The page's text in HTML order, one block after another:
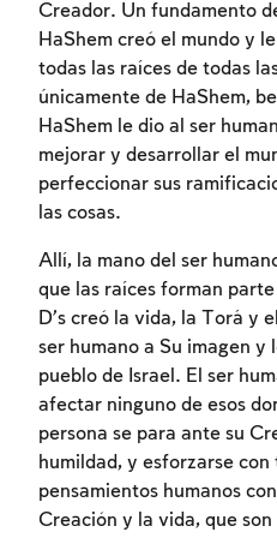
Creador. Un fundamento
HaShem creó el mundo y
todas las raíces de todas
únicamente de HaShem,
HaShem le dio al ser
mejorar y desarrollar el
perfeccionar sus
las cosas.
Allí, la mano del ser
que las raíces forman
D’s creó la vida, la Torá y
ser humano a Su imagen y
pueblo de Israel. El ser
afectar ninguno de esos
persona se para ante su
humildad, y esforzarse
pensamientos humanos
Creación y la vida, que